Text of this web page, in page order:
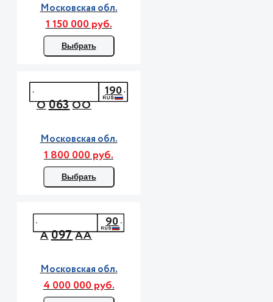
Московская обл.
1 150 000 руб.
Выбрать
О063ОО
190
Московская обл.
1 800 000 руб.
Выбрать
А097АА
90
Московская обл.
4 000 000 руб.